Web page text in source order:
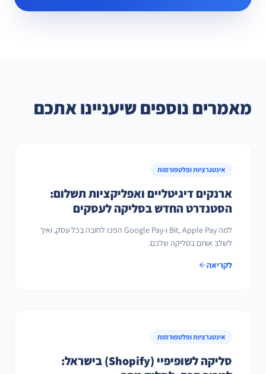
מאמרים נוספים שיעניינו אתכם
אינטגרציות ופלטפורמות
ארנקים דיגיטליים ואפליקציות תשלום:
הסטנדרט החדש בסליקה לעסקים
למה Bit, Apple Pay ו-Google Pay הפכו לחובה בכל עסק, ואיך
לשלב אותם בסליקה שלכם.
לקריאה
אינטגרציות ופלטפורמות
סליקה לשופיפיי (Shopify) בישראל: